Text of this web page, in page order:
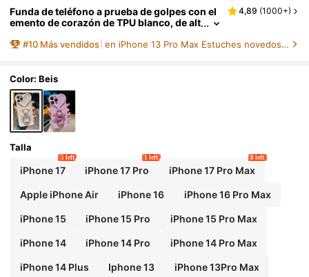
Funda de teléfono a prueba de golpes con el
emento de corazón de TPU blanco, de alt
n, molino de viento 3D y soporte de flor, com
4,89 (1000+)
#10 Más vendidos en iPhone 13 Pro Max Estuches novedosos
Color: Beis
Talla
iPhone 17
5 left
iPhone 17 Pro
1 left
iPhone 17 Pro Max
8 left
Apple iPhone Air iPhone 16 iPhone 16 Pro Max
iPhone 15 iPhone 15 Pro iPhone 15 Pro Max
iPhone 14 iPhone 14 Pro iPhone 14 Pro Max
iPhone 14 Plus Iphone 13 iPhone 13Pro Max